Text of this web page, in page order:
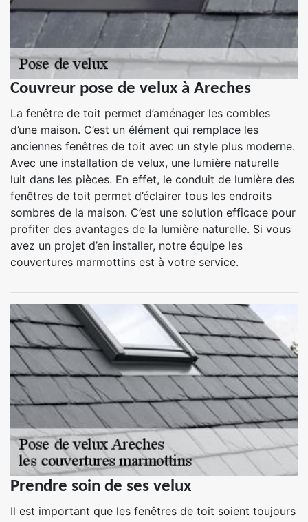
Couvreur pose de velux à Areches
La fenêtre de toit permet d’aménager les combles
d’une maison. C’est un élément qui remplace les
anciennes fenêtres de toit avec un style plus moderne.
Avec une installation de velux, une lumière naturelle
luit dans les pièces. En effet, le conduit de lumière des
fenêtres de toit permet d’éclairer tous les endroits
sombres de la maison. C’est une solution efficace pour
profiter des avantages de la lumière naturelle. Si vous
avez un projet d’en installer, notre équipe les
couvertures marmottins est à votre service.
Prendre soin de ses velux
Il est important que les fenêtres de toit soient toujours